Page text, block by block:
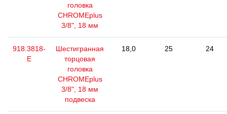
головка
CHROMEplus
3/8", 18 мм
918.3818-
E
Шестигранная
торцовая
головка
CHROMEplus
3/8", 18 мм
подвеска
18,0 25 24